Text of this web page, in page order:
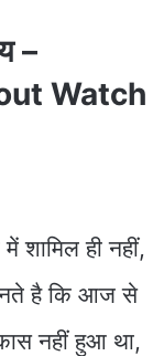
–
Watch
शामिल ही नहीं,
है कि आज से
नहीं हुआ था,